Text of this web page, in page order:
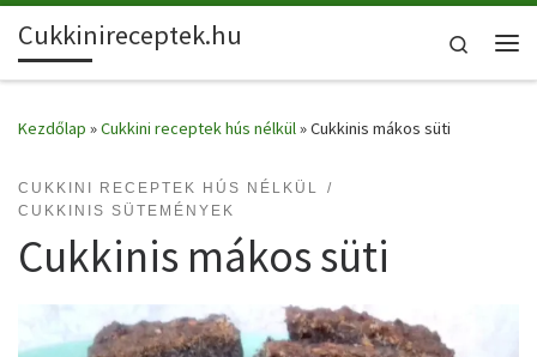
Skip to content
Cukkinireceptek.hu
Search
Kezdőlap »Cukkini receptek hús nélkül»Cukkinis mákos süti
CUKKINI RECEPTEK HÚS NÉLKÜL
CUKKINIS SÜTEMÉNYEK
Cukkinis mákos süti